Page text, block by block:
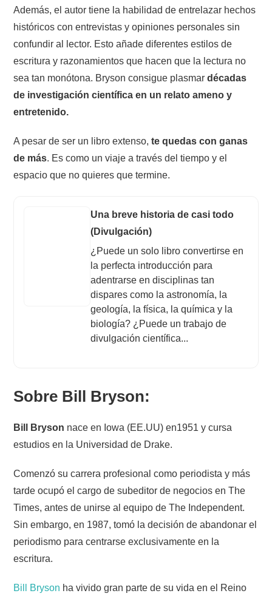
Además, el autor tiene la habilidad de entrelazar hechos
históricos con entrevistas y opiniones personales sin
confundir al lector. Esto añade diferentes estilos de
escritura y razonamientos que hacen que la lectura no
sea tan monótona. Bryson consigue plasmardécadas
de investigación científica en un relato ameno y
entretenido.
A pesar de ser un libro extenso,te quedas con ganas
de más. Es como un viaje a través del tiempo y el
espacio que no quieres que termine.
Una breve historia de casi todo
(Divulgación)
¿Puede un solo libro convertirse en
la perfecta introducción para
adentrarse en disciplinas tan
dispares como la astronomía, la
geología, la física, la química y la
biología? ¿Puede un trabajo de
divulgación científica...
Sobre Bill Bryson:
Bill Bryson nace en Iowa (EE.UU) en1951 y cursa
estudios en la Universidad de Drake.
Comenzó su carrera profesional como periodista y más
tarde ocupó el cargo de subeditor de negocios en The
Times, antes de unirse al equipo de The Independent.
Sin embargo, en 1987, tomó la decisión de abandonar el
periodismo para centrarse exclusivamente en la
escritura.
Bill Bryson ha vivido gran parte de su vida en el Reino